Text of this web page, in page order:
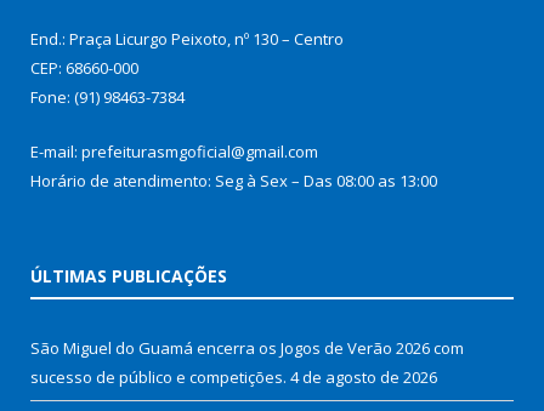
End.: Praça Licurgo Peixoto, nº 130 – Centro
CEP: 68660-000
Fone: (91) 98463-7384
E-mail: prefeiturasmgoficial@gmail.com
Horário de atendimento: Seg à Sex – Das 08:00 as 13:00
ÚLTIMAS PUBLICAÇÕES
São Miguel do Guamá encerra os Jogos de Verão 2026 com
sucesso de público e competições. 4 de agosto de 2026